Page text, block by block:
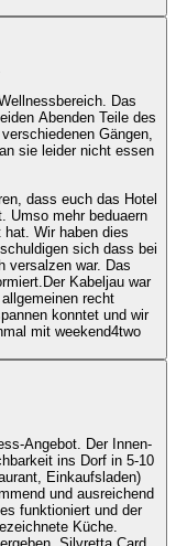
Das
Abenden Teile des
Gängen,
sie leider nicht essen
dass euch das Hotel
Umso mehr beduaern
Wir haben dies
sich dass bei
versalzen war. Das
Kabeljau war
recht
konntet und wir
mit weekend4two
Angebot. Der Innen-
ins Dorf in 5-10
Einkaufsladen)
und ausreichend
funktioniert und der